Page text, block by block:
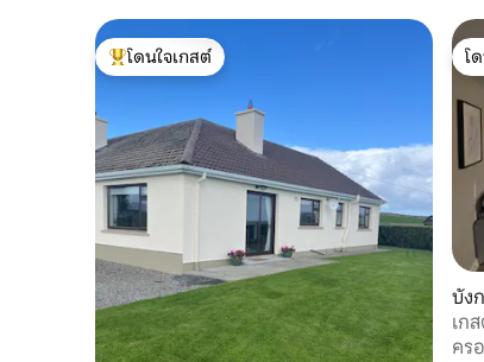
โดนใจเกสต์ที่สุด
โดนใจเกสต์
โ
โ
บัง
เก
คร